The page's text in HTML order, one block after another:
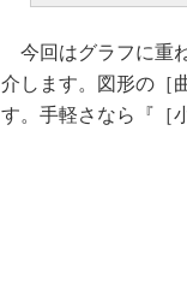
今回はグラフに重
介します。図形の［
す。手軽さなら『［